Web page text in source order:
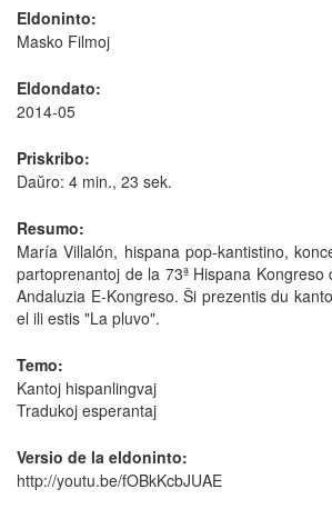
Eldoninto:
Masko Filmoj
Eldondato:
2014-05
Priskribo:
Daŭro: 4 min., 23 sek.
Resumo:
María Villalón, hispana pop-kantistino,
partoprenantoj de la 73ª Hispana Kongreso
Andaluzia E-Kongreso. Ŝi prezentis du
el ili estis "La pluvo".
Temo:
Kantoj hispanlingvaj
Tradukoj esperantaj
Versio de la eldoninto:
http://youtu.be/fOBkKcbJUAE